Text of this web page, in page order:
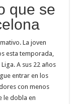
que se
La joven
esta temporada,
A sus 22 años
entrar en los
con menos
le dobla en